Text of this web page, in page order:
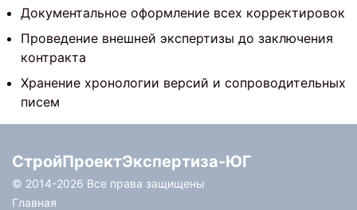
Документальное оформление всех корректировок
Проведение внешней экспертизы до заключения
контракта
Хранение хронологии версий и сопроводительных
писем
СтройПроектЭкспертиза-ЮГ
© 2014-2026 Все права защищены
Главная